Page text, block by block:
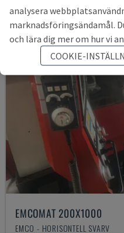
EMCOMAT 200X1000
EMCO - HORISONTELL SVARV
analysera
marknadsföringsändamål.
och lära dig mer om hur vi
COOKIE-